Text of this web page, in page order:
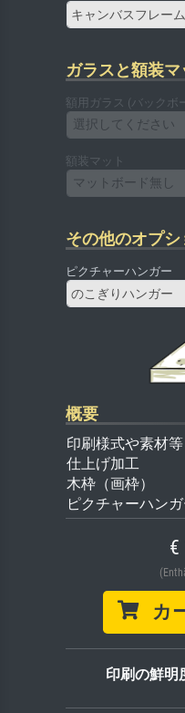
キャンバスフレー
ガラスと額装マ
額用ガラス (バックボ
選択してください
額装マット
マットボード無し
その他のオプシ
ピクチャーハンガー
のこぎりハンガー
概要
印刷様式や素材等
仕上げ加工
木枠（画枠）
ピクチャーハン
€
カ
印刷の鮮明